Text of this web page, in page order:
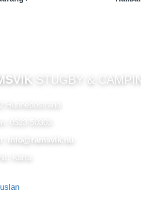
STUGBY &
Hunnebostrand
0523-50303
info@ramsvik.nu
Karta